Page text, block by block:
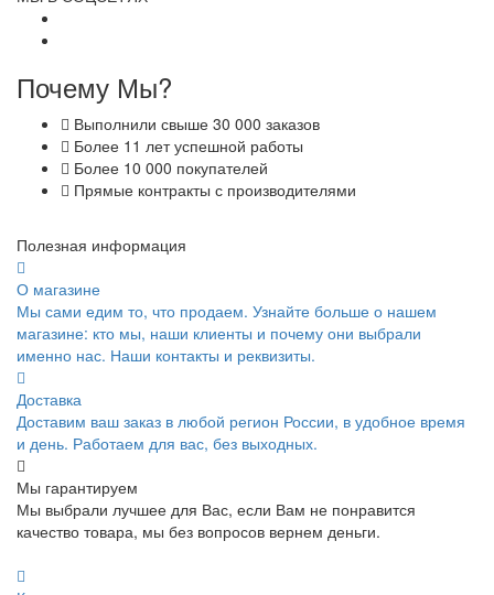
Почему Мы?
Выполнили свыше 30 000 заказов
Более 11 лет успешной работы
Более 10 000 покупателей
Прямые контракты с производителями
Полезная информация
О магазине
Мы сами едим то, что продаем. Узнайте больше о нашем
магазине: кто мы, наши клиенты и почему они выбрали
именно нас. Наши контакты и реквизиты.
Доставка
Доставим ваш заказ в любой регион России, в удобное время
и день. Работаем для вас, без выходных.
Мы гарантируем
Мы выбрали лучшее для Вас, если Вам не понравится
качество товара, мы без вопросов вернем деньги.